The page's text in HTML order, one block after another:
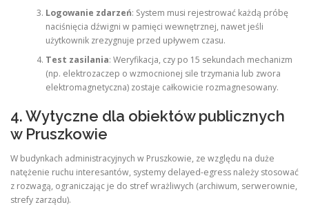
Logowanie zdarzeń: System musi rejestrować każdą próbę
naciśnięcia dźwigni w pamięci wewnętrznej, nawet jeśli
użytkownik zrezygnuje przed upływem czasu.
Test zasilania: Weryfikacja, czy po 15 sekundach mechanizm
(np. elektrozaczep o wzmocnionej sile trzymania lub zwora
elektromagnetyczna) zostaje całkowicie rozmagnesowany.
4. Wytyczne dla obiektów publicznych
w Pruszkowie
W budynkach administracyjnych w Pruszkowie, ze względu na duże
natężenie ruchu interesantów, systemy delayed-egress należy stosować
z rozwagą, ograniczając je do stref wrażliwych (archiwum, serwerownie,
strefy zarządu).